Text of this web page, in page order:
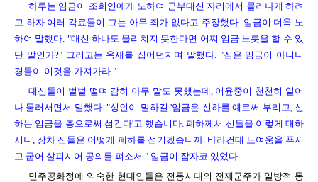
하루는 임금이 조희연에게 노하여 군부대신 자리에서 물러나게 하려
고 하자 여러 각료들이 그는 아무 죄가 없다고 주장했다. 임금이 더욱 노
하여 말했다. "대신 하나도 물리치지 못한다면 어찌 임금 노릇을 할 수 있
단 말인가?" 그러고는 옥새를 집어던지며 말했다. "짐은 임금이 아니니
경들이 이것을 가져가라."
대신들이 벌벌 떨며 감히 아무 말도 못했는데, 어윤중이 천천히 일어
나 물러서면서 말했다. "성인이 말하길 '임금은 신하를 예로써 부리고, 신
하는 임금을 충으로써 섬긴다'고 했습니다. 폐하께서 신들을 이렇게 대하
시니, 장차 신들은 어떻게 폐하를 섬기겠습니까. 바라건대 노여움을 푸시
고 굽어 살피시어 공의를 펴소서." 임금이 잠자코 있었다.
민주공화정에 익숙한 현대인들은 전통시대의 전제군주가 일방적 통